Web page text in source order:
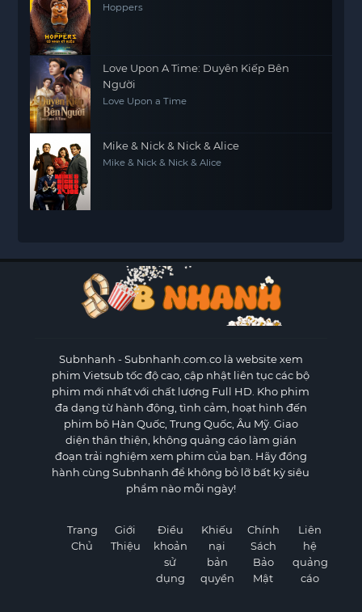
Hoppers
Love Upon A Time: Duyên Kiếp Bên
Người
Love Upon a Time
Mike & Nick & Nick & Alice
Mike & Nick & Nick & Alice
Subnhanh - Subnhanh.com.co là website xem
phim Vietsub tốc độ cao, cập nhật liên tục các bộ
phim mới nhất với chất lượng Full HD. Kho phim
đa dạng từ hành động, tình cảm, hoạt hình đến
phim bộ Hàn Quốc, Trung Quốc, Âu Mỹ. Giao
diện thân thiện, không quảng cáo làm gián
đoạn trải nghiệm xem phim của bạn. Hãy đồng
hành cùng Subnhanh để không bỏ lỡ bất kỳ siêu
phẩm nào mỗi ngày!
Trang
Chủ
Giới
Thiệu
Điều
khoản
sử
dụng
Khiếu
nại
bản
quyền
Chính
Sách
Bảo
Mật
Liên
hệ
quảng
cáo